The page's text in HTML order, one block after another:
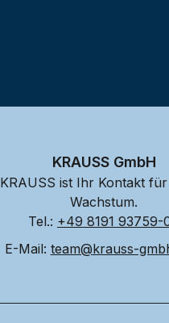
KRAUSS GmbH
KRAUSS ist Ihr Kontakt
Wachstum.
Tel.: +49 8191 93759-
E-Mail: team@krauss-